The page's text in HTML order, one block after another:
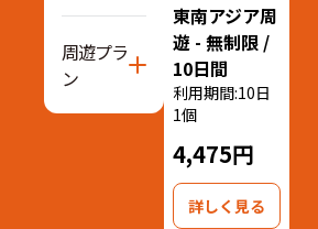
周遊プラ
ン
東南アジア周
遊 - 無制限 /
10日間
利用期間:10日
1個
4,475円
詳しく見る